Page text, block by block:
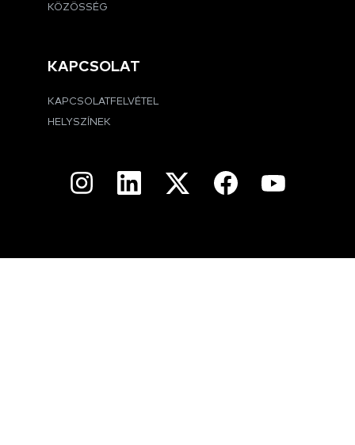
KÖZÖSSÉG
KAPCSOLAT
KAPCSOLATFELVÉTEL
HELYSZÍNEK